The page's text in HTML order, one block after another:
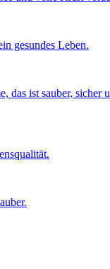
gesundes Leben.
das ist sauber, sicher